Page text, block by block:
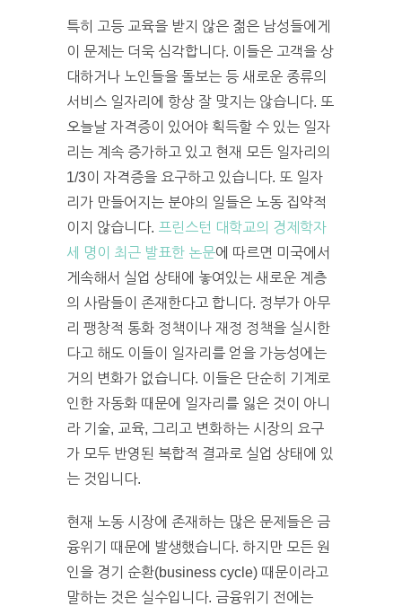
특히 고등 교육을 받지 않은 젊은 남성들에게
이 문제는 더욱 심각합니다. 이들은 고객을 상
대하거나 노인들을 돌보는 등 새로운 종류의
서비스 일자리에 항상 잘 맞지는 않습니다. 또
오늘날 자격증이 있어야 획득할 수 있는 일자
리는 계속 증가하고 있고 현재 모든 일자리의
1/3이 자격증을 요구하고 있습니다. 또 일자
리가 만들어지는 분야의 일들은 노동 집약적
이지 않습니다. 프린스턴 대학교의 경제학자
세 명이 최근 발표한 논문에 따르면 미국에서
게속해서 실업 상태에 놓여있는 새로운 계층
의 사람들이 존재한다고 합니다. 정부가 아무
리 팽창적 통화 정책이나 재정 정책을 실시한
다고 해도 이들이 일자리를 얻을 가능성에는
거의 변화가 없습니다. 이들은 단순히 기계로
인한 자동화 때문에 일자리를 잃은 것이 아니
라 기술, 교육, 그리고 변화하는 시장의 요구
가 모두 반영된 복합적 결과로 실업 상태에 있
는 것입니다.
현재 노동 시장에 존재하는 많은 문제들은 금
융위기 때문에 발생했습니다. 하지만 모든 원
인을 경기 순환(business cycle) 때문이라고
말하는 것은 실수입니다. 금융위기 전에는